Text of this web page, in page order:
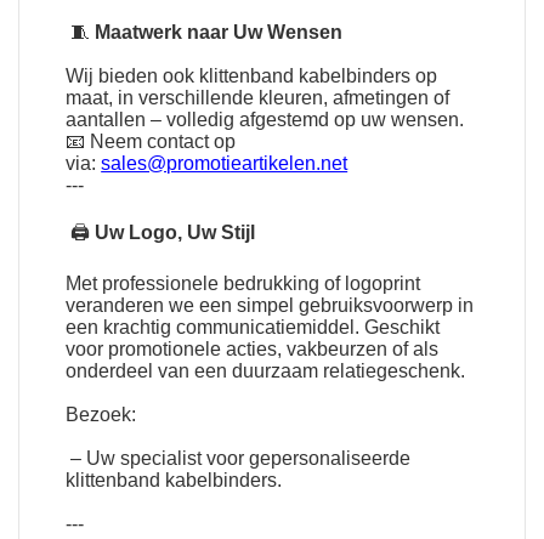
🧵 Maatwerk naar Uw Wensen
Wij bieden ook klittenband kabelbinders op
maat, in verschillende kleuren, afmetingen of
aantallen – volledig afgestemd op uw wensen.
📧 Neem contact op
via:sales@promotieartikelen.net
---
🖨 Uw Logo, Uw Stijl
Met professionele bedrukking of logoprint
veranderen we een simpel gebruiksvoorwerp in
een krachtig communicatiemiddel. Geschikt
voor promotionele acties, vakbeurzen of als
onderdeel van een duurzaam relatiegeschenk.
Bezoek:
– Uw specialist voor gepersonaliseerde
klittenband kabelbinders.
---